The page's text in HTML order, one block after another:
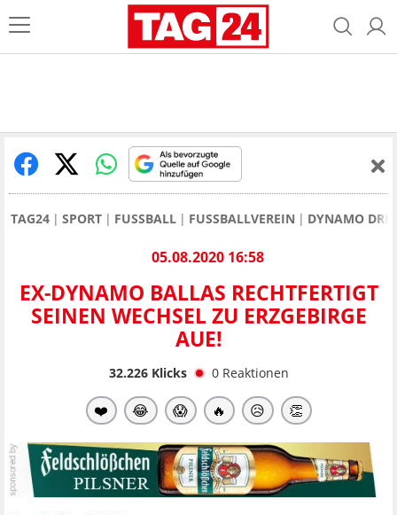
TAG24 SPORT FUSSBALL FUSSBALLVEREIN DYNAMO
05.08.2020 16:58
EX-DYNAMO BALLAS RECHTFERTIGT
SEINEN WECHSEL ZU ERZGEBIRGE
AUE!
32.226Klicks 0 Reaktionen
❤️ 😂 😱 🔥 😥 👏